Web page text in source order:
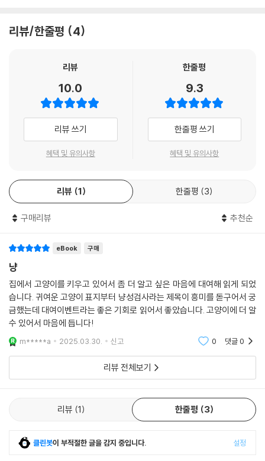
식까지 제안하고 있다.
이 책의 강점은 딱딱한 질문 형식의 테스트가 아닌 질문부터 보기, 결과에
차 있다는 점이다. 반려묘의 속마음을 더 잘 이해하고 보다 돈독한 유대관
계를 맺고 싶어 하는 사람들에게 유쾌한 유머로 가득 찬 이 책은 두고두고
큰 즐거움을 줄 것이라고 확신한다. 저자는 이 책에서 재치 있는 유머를 사
용해 고양이들의 성격을 설명한다. 저자는 그 이유를 고양이들이 우리가
사는 세상에 큰 웃음과 온기를 가져다주는 존재이기 때문이라고 설명한다.
고양이에 대한 저자의 치밀하면서도 따뜻한 시선은 고양이들의 마음을 움
직이는 것이 무엇인지 알려주며 특유의 표현 방식에 대한 깊은 이해력도
갖게 해 준다. 각각의 성향과 기질을 고려해 고양이와 보다 깊은 유대관계
를 맺을 수 있는 방법을 알려주는 것도 이 책이 가진 차별점이다.
총 81개의 문항에 딸린 4개의 보기를 읽는 재미도 쏠쏠하다. 저자는 사람
이 고양이를 바라보는 관점과 고양이가 사람을 바라보는 관점 사이를 자유
롭게 오가며 웃음을 유발한다. 고양이를 키우는 사람이라면 누구나 공감할
수밖에 없는, 센스 넘치는 보기도 이 책의 감상 포인트이다.
고양이를 직접 키우지 않더라도 틱톡, 유튜브 등 1인 미디어를 통해서 볼
수 있는 고양이들의 엉뚱한 행동은 유저들의 폭발적인 호응을 얻고 있다.
그에 비례해 고양이들의 독특한 행동 뒤에 숨겨진 그들의 속마음과 심리를
설명해 주는 각종 콘텐츠도 인기를 얻고 있다. 고양이의 심리를 이해하고
보다 돈독한 유대관계를 맺고 싶어 하는 모든 애묘인들에게 이 책은 최고
리뷰/한줄평 4
리뷰
10.0
리뷰 쓰기
혜택 및 유의사항
한줄평
9.3
한줄평 쓰기
혜택 및 유의사항
리뷰 1 한줄평 3
구매리뷰 추천순
eBook 구매
냥
집에서 고양이를 키우고 있어서 좀 더 알고 싶은 마음에 대여해 읽게 되었
습니다. 귀여운 고양이 표지부터 냥성검사라는 제목이 흥미를 돋구어서 궁
금했는데 대여이벤트라는 좋은 기회로 읽어서 좋았습니다. 고양이에 더 알
수 있어서 마음에 듭니다!
m*****a 2025.03.30. 신고 0 댓글0
리뷰 전체보기
리뷰 1 한줄평 3
클린봇이 부적절한 글을 감지 중입니다. 설정